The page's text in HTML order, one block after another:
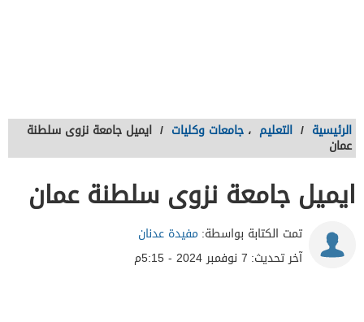
الرئيسية / التعليم ، جامعات وكليات / ايميل جامعة نزوى سلطنة
عمان
ايميل جامعة نزوى سلطنة عمان
تمت الكتابة بواسطة: مفيدة عدنان
آخر تحديث: 7 نوفمبر 2024 - 5:15م